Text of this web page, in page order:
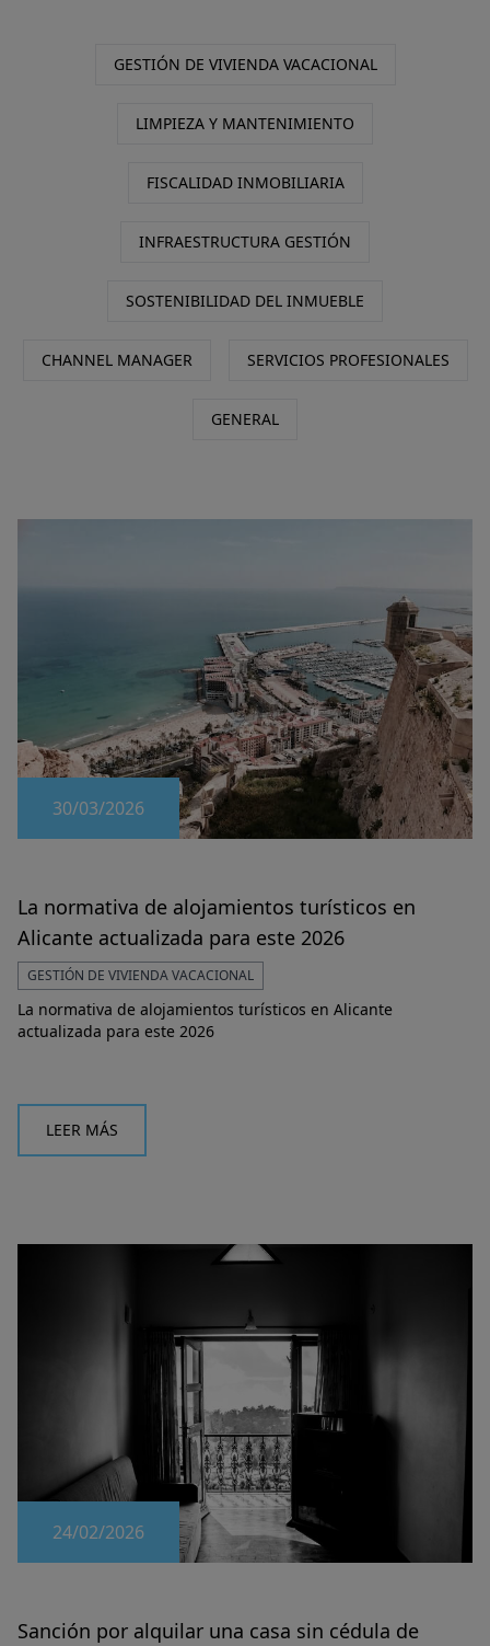
GESTIÓN DE VIVIENDA VACACIONAL
LIMPIEZA Y MANTENIMIENTO
FISCALIDAD INMOBILIARIA
INFRAESTRUCTURA GESTIÓN
SOSTENIBILIDAD DEL INMUEBLE
CHANNEL MANAGER SERVICIOS PROFESIONALES
GENERAL
30/03/2026
La normativa de alojamientos turísticos en
Alicante actualizada para este 2026
GESTIÓN DE VIVIENDA VACACIONAL
La normativa de alojamientos turísticos en Alicante
actualizada para este 2026
LEER MÁS
24/02/2026
Sanción por alquilar una casa sin cédula de